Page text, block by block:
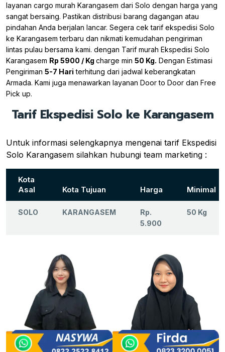
layanan cargo murah Karangasem dari Solo dengan harga yang
sangat bersaing. Pastikan distribusi barang dagangan atau
pindahan Anda berjalan lancar. Segera cek tarif ekspedisi Solo
ke Karangasem terbaru dan nikmati kemudahan pengiriman
lintas pulau bersama kami. dengan Tarif murah Ekspedisi Solo
Karangasem Rp 5900 / Kg charge min 50 Kg. Dengan Estimasi
Pengiriman 5-7 Hari terhitung dari jadwal keberangkatan
Armada. Kami juga menawarkan layanan Door to Door dan Free
Pick up.
Tarif Ekspedisi Solo ke Karangasem
Untuk informasi selengkapnya mengenai tarif Ekspedisi
Solo Karangasem silahkan hubungi team marketing :
Kota
Asal
Kota Tujuan Harga Minimal
SOLO KARANGASEM
Rp.
5.900
50 Kg